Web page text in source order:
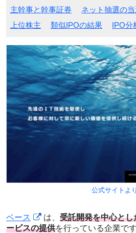
主幹事と幹事証券
ネット抽選の
上位株主
類似IPOの結果 IPO分
公式サイトより
ベース は、 受託開発を中心と
ービスの提供を行っている企業です